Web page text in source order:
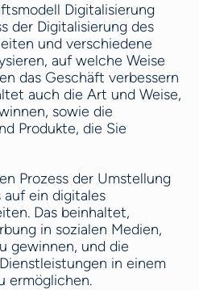
Digitalisierung
der Digitalisierung des
und verschiedene
auf welche Weise
das Geschäft verbessern
auch die Art und Weise,
sowie die
Produkte, die Sie
Prozess der Umstellung
ein digitales
Das beinhaltet,
in sozialen Medien,
gewinnen, und die
in einem
ermöglichen.